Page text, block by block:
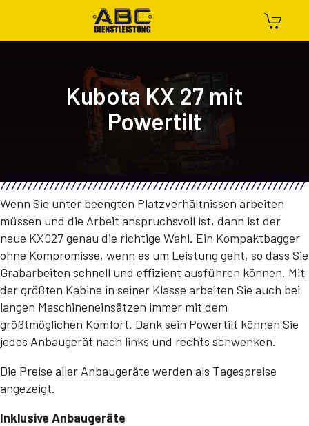
Kubota KX 27 mit
Powertilt
Wenn Sie unter beengten Platzverhältnissen arbeiten
müssen und die Arbeit anspruchsvoll ist, dann ist der
neue KX027 genau die richtige Wahl. Ein Kompaktbagger
ohne Kompromisse, wenn es um Leistung geht, so dass Sie
Grabarbeiten schnell und effizient ausführen können. Mit
der größten Kabine in seiner Klasse arbeiten Sie auch bei
langen Maschineneinsätzen immer mit dem
größtmöglichen Komfort. Dank sein Powertilt können Sie
jedes Anbaugerät nach links und rechts schwenken.
Die Preise aller Anbaugeräte werden als Tagespreise
angezeigt.
Inklusive Anbaugeräte